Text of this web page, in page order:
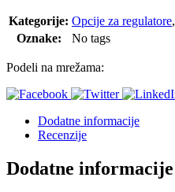
Kategorije: Opcije za regulatore,
Oznake:
No tags
Podeli na mrežama:
Dodatne informacije
Recenzije
Dodatne informacije